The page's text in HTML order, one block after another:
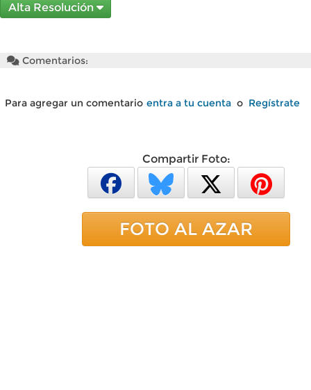
Alta Resolución
Comentarios:
Para agregar un comentario entra a tu cuenta o Regístrate
Compartir Foto:
FOTO AL AZAR